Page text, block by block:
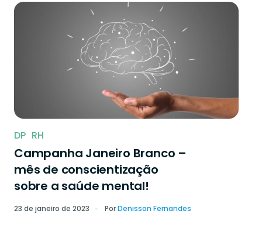
DP RH
Campanha Janeiro Branco –
mês de conscientização
sobre a saúde mental!
23 de janeiro de 2023 PorDenisson Fernandes